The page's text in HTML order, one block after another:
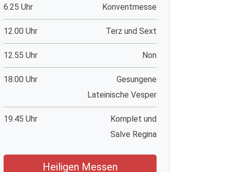
6.25 Uhr Konventmesse
12.00 Uhr Terz und Sext
12.55 Uhr Non
18.00 Uhr
Gesungene
Lateinische Vesper
19.45 Uhr
Komplet und
Salve Regina
Heiligen Messen